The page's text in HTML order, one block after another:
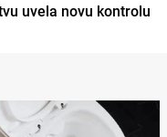
uvela novu kontrolu